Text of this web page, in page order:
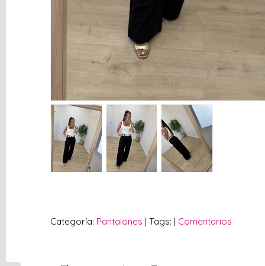
Sociales
Facebook
Categoría: Pantalones |Tags: | Comentarios